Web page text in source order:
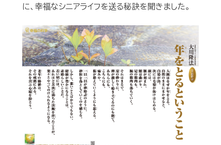
に、幸福なシニアライフを送る秘訣を聞きました。